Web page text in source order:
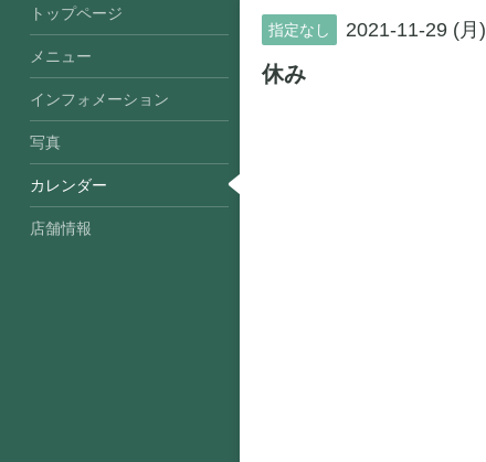
指定なし 2021-11-29 (月)
休み
トップページ
メニュー
インフォメーション
写真
カレンダー
店舗情報